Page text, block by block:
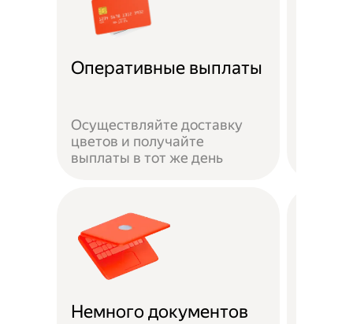
Оперативные выплаты
Осуществляйте доставку
цветов и получайте
выплаты в тот же день
Немного документов